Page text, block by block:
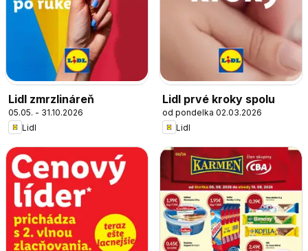
Lidl zmrzlináreň
05.05. - 31.10.2026
Lidl
Lidl prvé kroky spolu
od pondelka 02.03.2026
Lidl